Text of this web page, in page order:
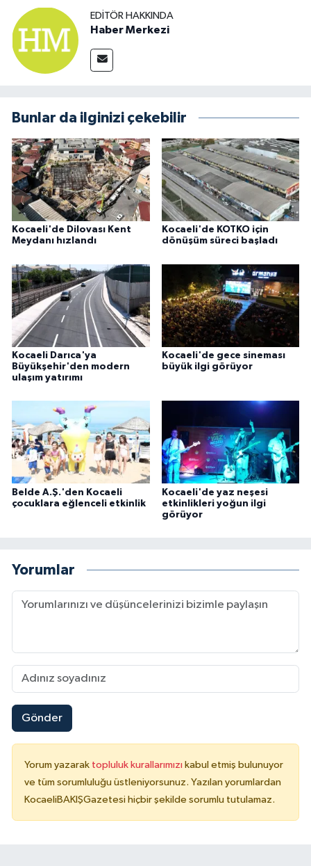
EDITÖR HAKKINDA
Haber Merkezi
Bunlar da ilginizi çekebilir
Kocaeli'de Dilovası Kent
Meydanı hızlandı
Kocaeli'de KOTKO için
dönüşüm süreci başladı
Kocaeli Darıca'ya
Büyükşehir'den modern
ulaşım yatırımı
Kocaeli'de gece sineması
büyük ilgi görüyor
Belde A.Ş.'den Kocaeli
çocuklara eğlenceli etkinlik
Kocaeli'de yaz neşesi
etkinlikleri yoğun ilgi
görüyor
Yorumlar
Gönder
Yorum yazarak topluluk kurallarımızı kabul etmiş bulunuyor
ve tüm sorumluluğu üstleniyorsunuz. Yazılan yorumlardan
KocaeliBAKIŞGazetesi hiçbir şekilde sorumlu tutulamaz.